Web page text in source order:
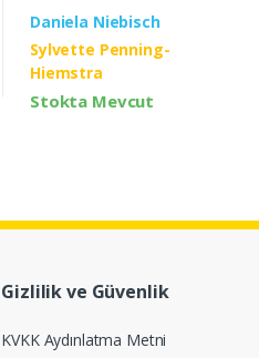
Daniela Niebisch
Sylvette Penning-
Hiemstra
Stokta Mevcut
Gizlilik ve Güvenlik
KVKK Aydınlatma Metni